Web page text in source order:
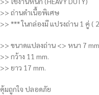
>> ถ่านดำเนื้อพิเศษ
>> *** ในกล่องมี แปรงถ่าน 1 คู่ (
>> ขนาดแปลงถ่าน <> หนา 7
>> กว้าง 11 mm.
>> ยาว 17 mm.
คุ้มถูกใจ ปลอดภัย